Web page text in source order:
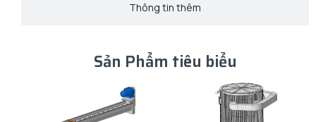
Thông tin thêm
Sản Phẩm tiêu biểu